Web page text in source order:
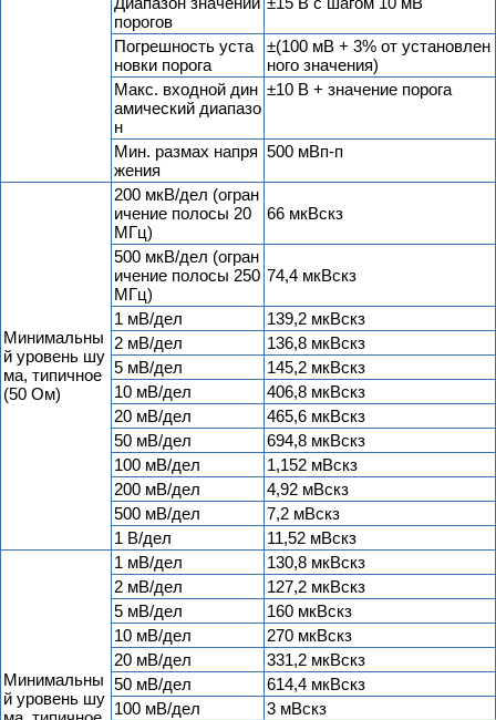
порогов
Погрешность уста
новки порога
±(100 мВ + 3% от установлен
ного значения)
Макс. входной дин
амический диапазо
н
±10 В + значение порога
Мин. размах напря
жения
500 мВп-п
Минимальны
й уровень шу
ма, типичное
(50 Ом)
200 мкВ/дел (огран
ичение полосы 20
МГц)
66 мкВскз
500 мкВ/дел (огран
ичение полосы 250
МГц)
74,4 мкВскз
1 мВ/дел
139,2 мкВскз
2 мВ/дел
136,8 мкВскз
5 мВ/дел
145,2 мкВскз
10 мВ/дел
406,8 мкВскз
20 мВ/дел
465,6 мкВскз
50 мВ/дел
694,8 мкВскз
100 мВ/дел
1,152 мВскз
200 мВ/дел
4,92 мВскз
500 мВ/дел
7,2 мВскз
1 В/дел
11,52 мВскз
Минимальны
й уровень шу
1 мВ/дел
130,8 мкВскз
2 мВ/дел
127,2 мкВскз
5 мВ/дел
160 мкВскз
10 мВ/дел
270 мкВскз
20 мВ/дел
331,2 мкВскз
50 мВ/дел
614,4 мкВскз
100 мВ/дел
3 мВскз